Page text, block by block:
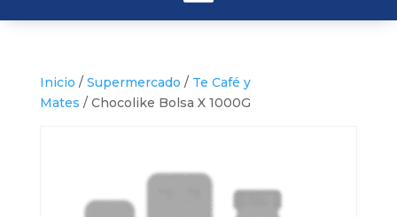
Inicio / Supermercado / Te Café y
Mates / Chocolike Bolsa X 1000G